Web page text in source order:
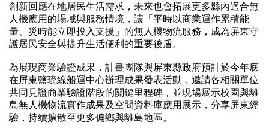
創新回應在地居民生活需求，未來也會拓展更多縣內適合無
人機應用的場域與服務情境，讓「平時以商業運作累積能
量、災時能立即投入支援」的無人機物流服務，成為屏東守
護居民安全與提升生活便利的重要後盾。
為展現商業驗證成果，計畫團隊與屏東縣政府預計於今年底
在屏東鹽琉線船運中心辦理成果發表活動，邀請各相關單位
共同見證商業驗證階段的關鍵里程碑，並現場展示校園與離
島無人機物流實作成果及空間資料庫應用展示，分享屏東經
驗，持續擴散至更多偏鄉與離島地區。